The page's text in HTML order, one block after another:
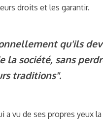
droits et les garantir.
qu'ils
la société, sans
traditions".
a vu de ses propres yeux